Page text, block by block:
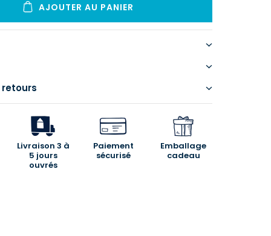
AJOUTER AU PANIER
retours
Livraison 3 à
5 jours
ouvrés
Paiement
sécurisé
Emballage
cadeau